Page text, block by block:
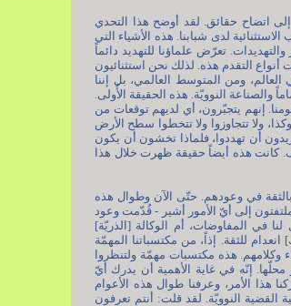
اتضاح حقائق. لقد أوضح هذا التحدي
لدى شبابنا. هذه الأشياء التي
تعرّض علماؤنا للتهديد دائماً
التقدم هذه. لذلك نحن استثنائيون
ومن المتوسط العالمي، بل إننا
النوويّة. هذه الحقيقة الأُولى.
إنهم يتجبّرون، أي لديهم توقعات من
ولا تتجاوزوا ولا تتخطوا سطح الأرض
أن تهددوا، فلماذا تخشون أن يكون
كانت هذه أيضاً حقيقة ظهرت خلال هذا
في وعودهم. حتّى الآن وطوال هذه
إلى أيّ الأمور أشير - قُدّمت وعود
في المفاوضات، أم الوكالة [الذريّة]
للثقة. إذاً، من مكتسباتنا المهمّة
وكلامهم. هذه مكتسبات مهمّة ولتنظروا
إنّه في غاية الأهمية أن يدرك أيّ
هذا الأمر، وعرفنا طوال هذه الأعوام
القضية النوويّة. لقد قلت: أنتم تعرفون